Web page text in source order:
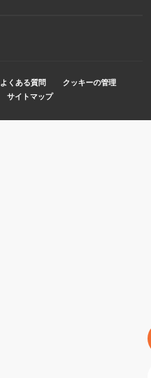
よくある質問
クッキーの管理
サイトマップ